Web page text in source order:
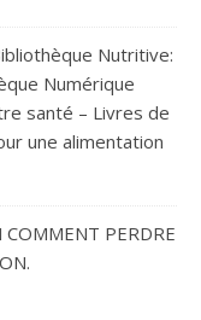
Nutritive:
Numérique
santé – Livres de
une alimentation
PERDRE